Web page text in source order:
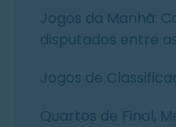
Jogos da Manhã:
disputados entre as
Jogos de
Quartos de Final,